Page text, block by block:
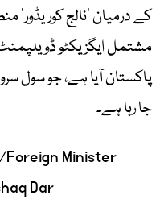
مشتمل ایگزیکٹو
پاکستان آیا ہے، جو سول
جا رہا ہے۔
Minister
Dar